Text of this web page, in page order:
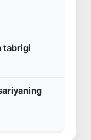
tabrigi